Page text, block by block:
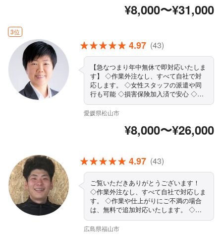
地域外でもご要望お聞きします！ ◇駐
車代は当店が負担します まずはお気軽
¥8,000〜¥31,000
3位
4.97 (43)
【急なつまり年中無休で即対応いたしま
す】 ◇作業外注なし、すべて自社で対
応します。 ◇女性スタッフの派遣や同
行も可能 ◇損害保険加入済で安心 ◇大
手での業務経験も豊富です！ ◇作業や
仕上がりにご不満の場合は、無料で追加
地域外でもご要望お聞きします！ ◇駐
車代は当店が負担します まずはお気軽
愛媛県松山市
¥8,000〜¥26,000
4.97 (43)
ご覧いただきありがとうございます！
◇作業外注なし、すべて自社で対応しま
す。 ◇作業や仕上がりにご不満の場合
は、無料で追加対応いたします。 ◇営
業時間外・対応地域外でもご要望お聞き
します！ ◇駐車代は当店が負担します
広島県福山市